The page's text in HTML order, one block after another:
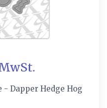
- Dapper Hedge Hog